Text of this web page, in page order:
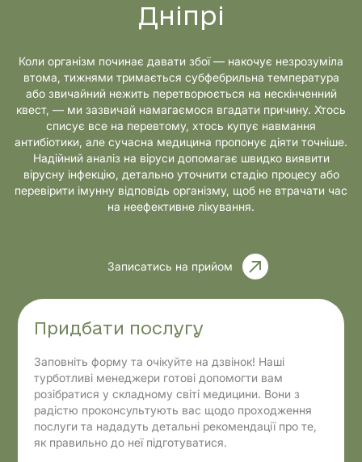
Дніпрі
Коли організм починає давати збої — накочує незрозуміла
втома, тижнями тримається субфебрильна температура
або звичайний нежить перетворюється на нескінченний
квест, — ми зазвичай намагаємося вгадати причину. Хтось
списує все на перевтому, хтось купує навмання
антибіотики, але сучасна медицина пропонує діяти точніше.
Надійний аналіз на віруси допомагає швидко виявити
вірусну інфекцію, детально уточнити стадію процесу або
перевірити імунну відповідь організму, щоб не втрачати час
на неефективне лікування.
Записатись на прийом
Придбати послугу
Заповніть форму та очікуйте на дзвінок! Наші
турботливі менеджери готові допомогти вам
розібратися у складному світі медицини. Вони з
радістю проконсультують вас щодо проходження
послуги та нададуть детальні рекомендації про те,
як правильно до неї підготуватися.